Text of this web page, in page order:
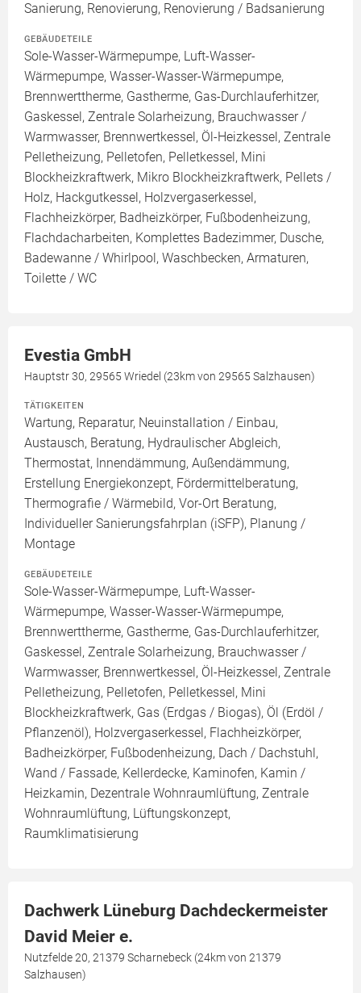
Sanierung, Renovierung, Renovierung / Badsanierung
GEBÄUDETEILE
Sole-Wasser-Wärmepumpe, Luft-Wasser-
Wärmepumpe, Wasser-Wasser-Wärmepumpe,
Brennwerttherme, Gastherme, Gas-Durchlauferhitzer,
Gaskessel, Zentrale Solarheizung, Brauchwasser /
Warmwasser, Brennwertkessel, Öl-Heizkessel, Zentrale
Pelletheizung, Pelletofen, Pelletkessel, Mini
Blockheizkraftwerk, Mikro Blockheizkraftwerk, Pellets /
Holz, Hackgutkessel, Holzvergaserkessel,
Flachheizkörper, Badheizkörper, Fußbodenheizung,
Flachdacharbeiten, Komplettes Badezimmer, Dusche,
Badewanne / Whirlpool, Waschbecken, Armaturen,
Toilette / WC
Evestia GmbH
Hauptstr 30, 29565 Wriedel (23km von 29565 Salzhausen)
TÄTIGKEITEN
Wartung, Reparatur, Neuinstallation / Einbau,
Austausch, Beratung, Hydraulischer Abgleich,
Thermostat, Innendämmung, Außendämmung,
Erstellung Energiekonzept, Fördermittelberatung,
Thermografie / Wärmebild, Vor-Ort Beratung,
Individueller Sanierungsfahrplan (iSFP), Planung /
Montage
GEBÄUDETEILE
Sole-Wasser-Wärmepumpe, Luft-Wasser-
Wärmepumpe, Wasser-Wasser-Wärmepumpe,
Brennwerttherme, Gastherme, Gas-Durchlauferhitzer,
Gaskessel, Zentrale Solarheizung, Brauchwasser /
Warmwasser, Brennwertkessel, Öl-Heizkessel, Zentrale
Pelletheizung, Pelletofen, Pelletkessel, Mini
Blockheizkraftwerk, Gas (Erdgas / Biogas), Öl (Erdöl /
Pflanzenöl), Holzvergaserkessel, Flachheizkörper,
Badheizkörper, Fußbodenheizung, Dach / Dachstuhl,
Wand / Fassade, Kellerdecke, Kaminofen, Kamin /
Heizkamin, Dezentrale Wohnraumlüftung, Zentrale
Wohnraumlüftung, Lüftungskonzept,
Raumklimatisierung
Dachwerk Lüneburg Dachdeckermeister
David Meier e.
Nutzfelde 20, 21379 Scharnebeck (24km von 21379
Salzhausen)